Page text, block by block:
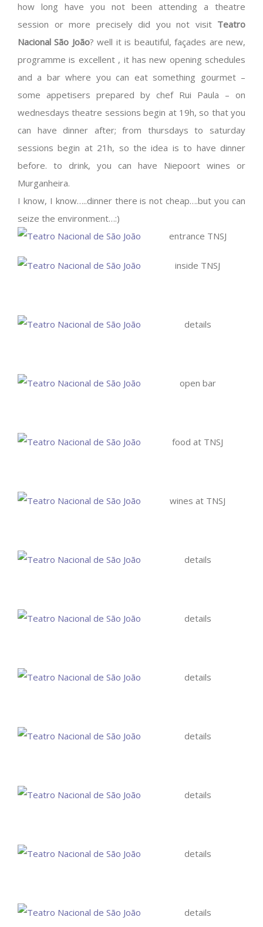
how long have you not been attending a theatre
session or more precisely did you not visit Teatro
Nacional São João? well it is beautiful, façades are new,
programme is excellent , it has new opening schedules
and a bar where you can eat something gourmet –
some appetisers prepared by chef Rui Paula – on
wednesdays theatre sessions begin at 19h, so that you
can have dinner after; from thursdays to saturday
sessions begin at 21h, so the idea is to have dinner
before. to drink, you can have Niepoort wines or
Murganheira.
I know, I know…..dinner there is not cheap….but you can
seize the environment…:)
entrance TNSJ
inside TNSJ
details
open bar
food at TNSJ
wines at TNSJ
details
details
details
details
details
details
details